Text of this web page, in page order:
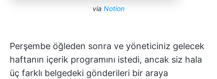
via Notion
Perşembe öğleden sonra ve yöneticiniz gelecek
haftanın içerik programını istedi, ancak siz hala
üç farklı belgedeki gönderileri bir araya